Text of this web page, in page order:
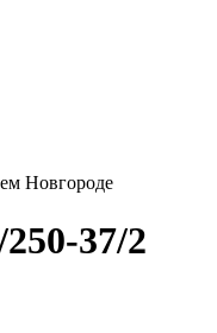
37/2